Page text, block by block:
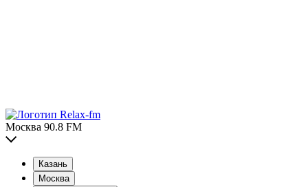
Москва 90.8 FM
Казань
Москва